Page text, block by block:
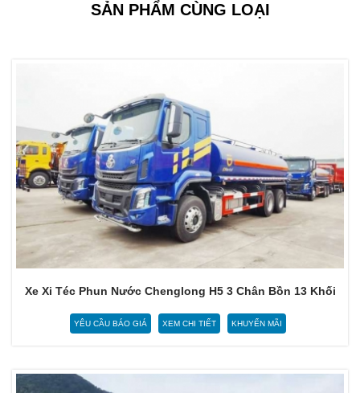
SẢN PHẨM CÙNG LOẠI
Xe Xi Téc Phun Nước Chenglong H5 3 Chân Bồn 13 Khối
YÊU CẦU BÁO GIÁ XEM CHI TIẾT KHUYẾN MÃI